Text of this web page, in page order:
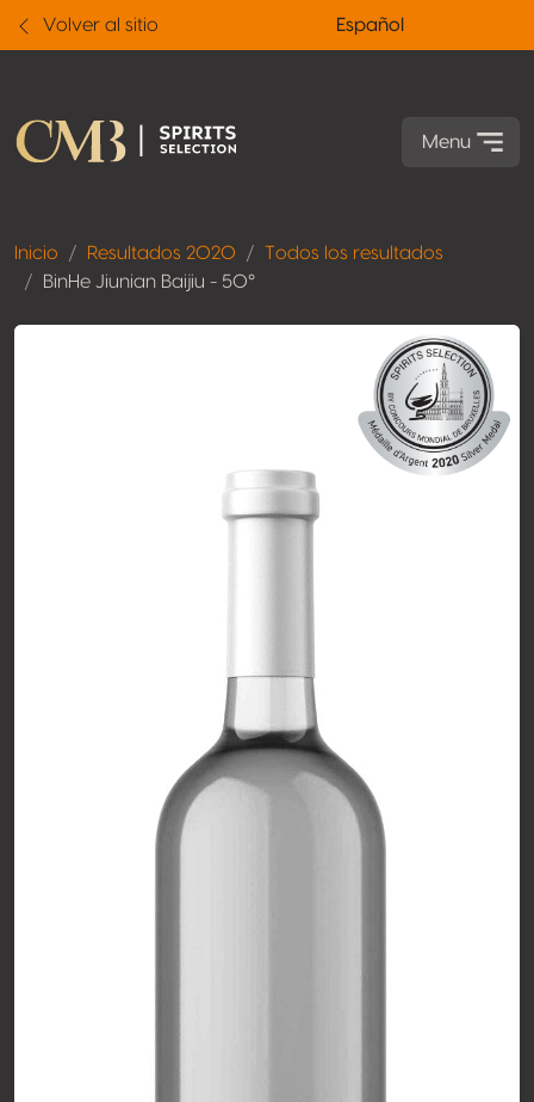
Volver al sitio Español
Menu
Inicio Resultados 2020
Todos los resultados
BinHe Jiunian Baijiu - 50°